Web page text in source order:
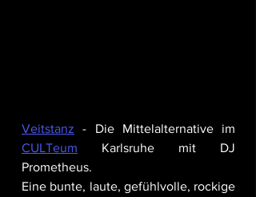
Veitstanz
CULTeum Karlsruhe mit DJ
Prometheus.
Eine bunte, laute, gefühlvolle, rockige